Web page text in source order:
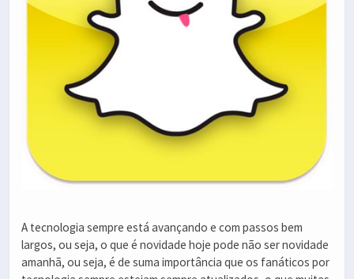
A tecnologia sempre está avançando e com passos bem
largos, ou seja, o que é novidade hoje pode não ser novidade
amanhã, ou seja, é de suma importância que os fanáticos por